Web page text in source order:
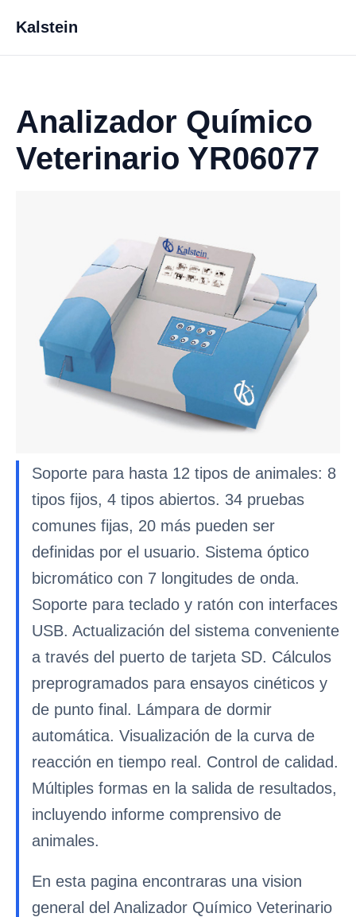
Kalstein
Analizador Químico
Veterinario YR06077
Soporte para hasta 12 tipos de animales: 8
tipos fijos, 4 tipos abiertos. 34 pruebas
comunes fijas, 20 más pueden ser
definidas por el usuario. Sistema óptico
bicromático con 7 longitudes de onda.
Soporte para teclado y ratón con interfaces
USB. Actualización del sistema conveniente
a través del puerto de tarjeta SD. Cálculos
preprogramados para ensayos cinéticos y
de punto final. Lámpara de dormir
automática. Visualización de la curva de
reacción en tiempo real. Control de calidad.
Múltiples formas en la salida de resultados,
incluyendo informe comprensivo de
animales.
En esta pagina encontraras una vision
general del Analizador Químico Veterinario